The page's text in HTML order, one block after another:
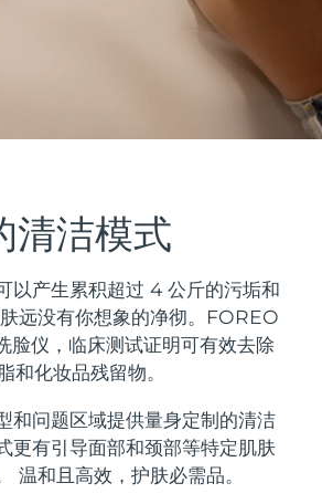
清洁模式
以产生累积超过 4 公斤的污垢和
远没有你想象的净彻。FOREO
脸仪，临床测试证明可有效去除
和化妆品残留物。
和问题区域提供量身定制的清洁
更有引导面部和颈部等特定肌肤
温和且高效，护肤必需品。
4 套装
massage
4 Plus
紧致提拉
2 套装
toning
2 go
3 套装
口腔护理
4
预计送达日期
预计送达日期 8/16/26
预计送达日期
预计送达日期8/12/26
预计送达日期
维那 预计送达日期8/15/26
预计送达日期